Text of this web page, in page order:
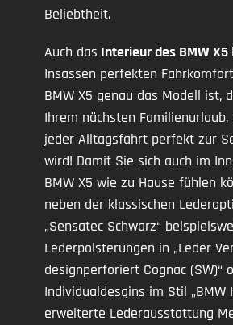
Beliebtheit.
Auch das Interieur des BMW X5
Insassen perfekten
BMW X5 genau das Modell ist,
Ihrem nächsten
jeder Alltagsfahrt perfekt zur
wird! Damit Sie sich auch im
BMW X5 wie zu Hause fühlen
neben der klassischen
„Sensatec Schwarz“
Lederpolsterungen in „Leder
designperforiert Cognac (SW)“
Individualdesgins im Stil „BMW
erweiterte Lederausstattung